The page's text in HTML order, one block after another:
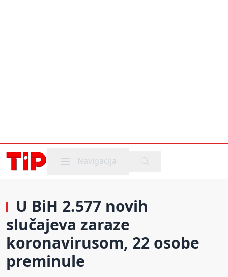
Mobile menu
Navigacija
U BiH 2.577 novih
slučajeva zaraze
koronavirusom, 22 osobe
preminule